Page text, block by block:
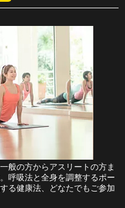
般の方からアスリートの方ま
呼吸法と全身を調整するポー
る健康法、どなたでもご参加